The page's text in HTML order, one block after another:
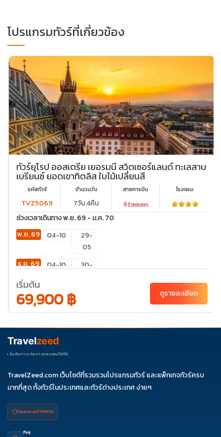
โปรแกรมทัวร์ที่เกี่ยวข้อง
ทัวร์ยุโรป ออสเตรีย เยอรมนี สวิตเซอร์แลนด์ ทะเลสาบ
เบรียนซ์ ยอดเขาทิตลิส ใบไม้เปลี่ยนสี
รหัสทัวร์
TVZ5069
จำนวนวัน
7วัน 4คืน
สายการบิน โรงเเรม
ช่วงเวลาเดินทาง พ.ย. 69 - ม.ค. 70
พ.ย. 69
04-10
29-
05
ธ.ค. 69
04-10
30-
เริ่มต้น
69,900 ฿ ดูรายละเอียด
Travelzeed
เริ่มต้นการเดินทางของคุณได้ที่นี่
TravelZeed.com เว็บไซต์ที่รวมรวมโปรแกรมทัวร์ และแพ็กเกจทัวร์ครบ
มากที่สุด ทั้งทัวร์ในประเทศและทัวร์ต่างประเทศ ง่ายๆ
ใบอนุญาต เลขที่ 11/08038
ที่อยู่